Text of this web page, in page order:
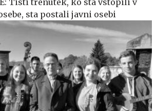
Tisti trenutek, ko sta vstopili v
sta postali javni osebi